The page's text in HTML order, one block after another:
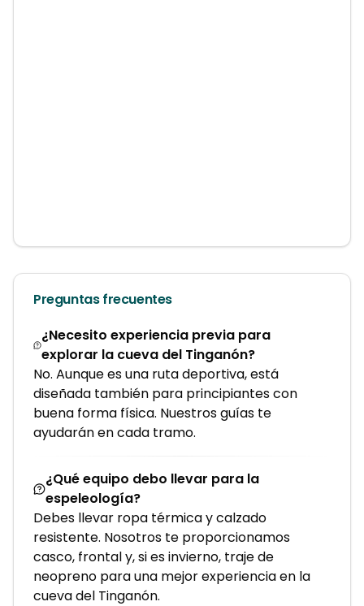
Preguntas frecuentes
¿Necesito experiencia previa para
explorar la cueva del Tinganón?
No. Aunque es una ruta deportiva, está
diseñada también para principiantes con
buena forma física. Nuestros guías te
ayudarán en cada tramo.
¿Qué equipo debo llevar para la
espeleología?
Debes llevar ropa térmica y calzado
resistente. Nosotros te proporcionamos
casco, frontal y, si es invierno, traje de
neopreno para una mejor experiencia en la
cueva del Tinganón.